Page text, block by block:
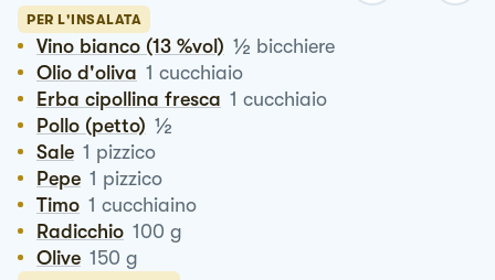
PER L'INSALATA
Vino bianco (13 %vol) ½ bicchiere
Olio d'oliva 1 cucchiaio
Erba cipollina fresca 1 cucchiaio
Pollo (petto) ½
Sale 1 pizzico
Pepe 1 pizzico
Timo 1 cucchiaino
Radicchio 100 g
Olive 150 g